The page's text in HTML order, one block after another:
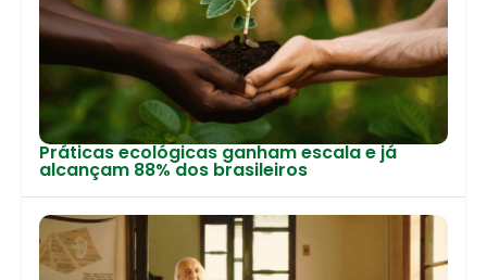
Práticas ecológicas ganham escala e já
alcançam 88% dos brasileiros